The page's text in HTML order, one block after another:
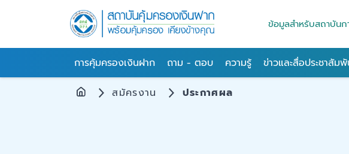
ข้อมูลสำหรับสถาบันก
การคุ้มครองเงินฝาก ถาม - ตอบ ความรู้ ข่าวและสื่อประชาสัม
สมัครงาน ประกาศผล